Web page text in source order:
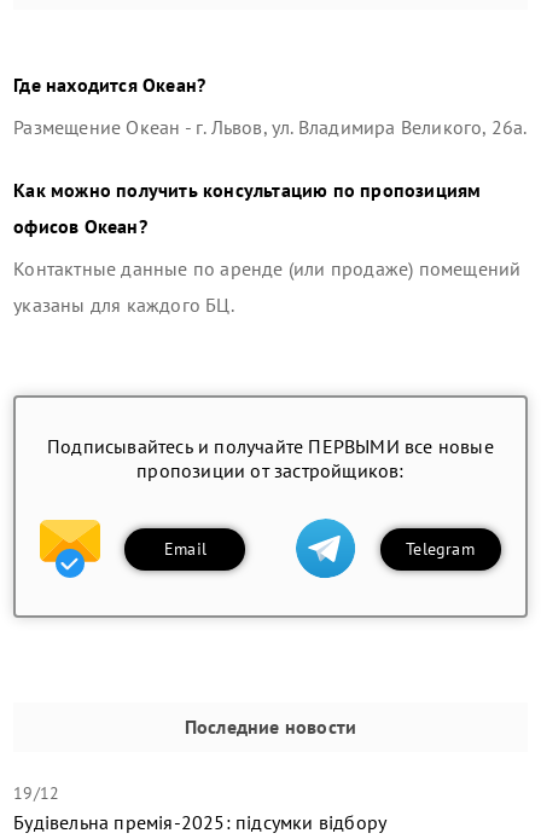
Где находитсяОкеан?
Размещение Океан - г. Львов, ул. Владимира Великого, 26а.
Как можно получить консультацию по пропозициям
офисов Океан?
Контактные данные по аренде (или продаже) помещений
указаны для каждого БЦ.
Подписывайтесь и получайте ПЕРВЫМИ все новые
пропозиции от застройщиков:
Email Telegram
Последние новости
19/12
Будівельна премія-2025: підсумки відбору